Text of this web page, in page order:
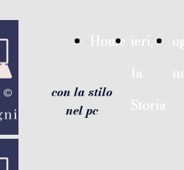
"url":
}
con la stilo
nel pc
Home ieri,
la
Storia
Home ieri,
la
Storia